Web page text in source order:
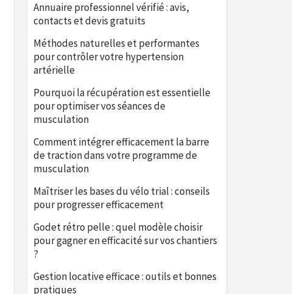
Annuaire professionnel vérifié : avis,
contacts et devis gratuits
Méthodes naturelles et performantes
pour contrôler votre hypertension
artérielle
Pourquoi la récupération est essentielle
pour optimiser vos séances de
musculation
Comment intégrer efficacement la barre
de traction dans votre programme de
musculation
Maîtriser les bases du vélo trial : conseils
pour progresser efficacement
Godet rétro pelle : quel modèle choisir
pour gagner en efficacité sur vos chantiers
?
Gestion locative efficace : outils et bonnes
pratiques